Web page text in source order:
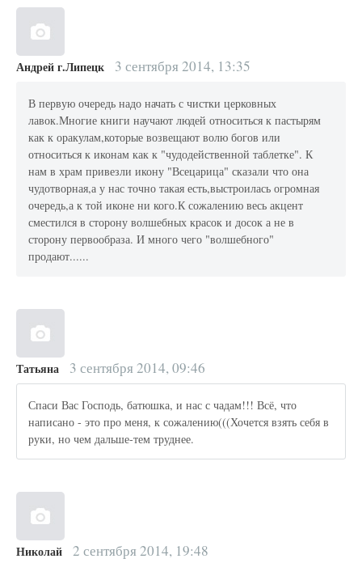
Андрей г.Липецк 3 сентября 2014, 13:35
В первую очередь надо начать с чистки церковных
лавок.Многие книги научают людей относиться к пастырям
как к оракулам,которые возвещают волю богов или
относиться к иконам как к "чудодейственной таблетке". К
нам в храм привезли икону "Всецарица" сказали что она
чудотворная,а у нас точно такая есть,выстроилась огромная
очередь,а к той иконе ни кого.К сожалению весь акцент
сместился в сторону волшебных красок и досок а не в
сторону первообраза. И много чего "волшебного"
продают......
Татьяна 3 сентября 2014, 09:46
Спаси Вас Господь, батюшка, и нас с чадам!!! Всё, что
написано - это про меня, к сожалению(((Хочется взять себя в
руки, но чем дальше-тем труднее.
Николай 2 сентября 2014, 19:48